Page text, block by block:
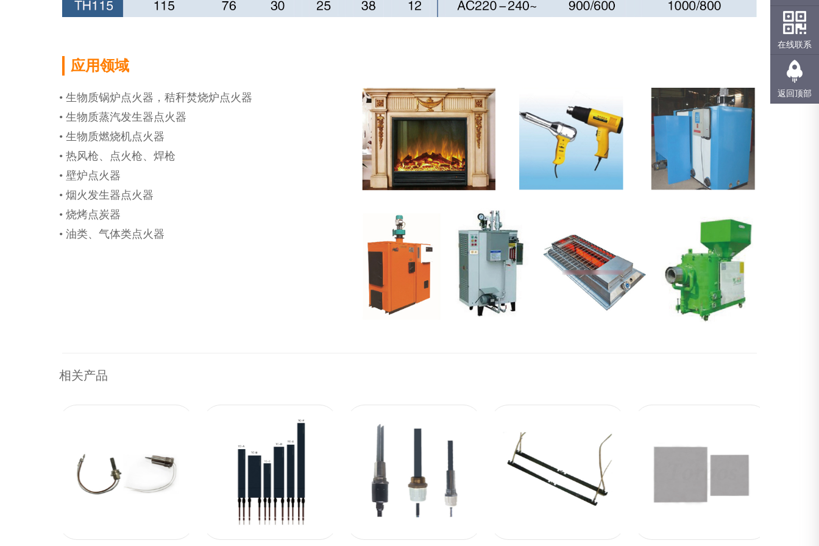
发、生产产品，定制化产品请联系客服。
应用领域
• 生物质锅炉点火器，秸秆焚烧炉点火器
• 生物质蒸汽发生器点火器
• 生物质燃烧机点火器
• 热风枪、点火枪、焊枪
• 壁炉点火器
• 烟火发生器点火器
• 烧烤点炭器
• 油类、气体类点火器
相关产品
在线联系
返回顶部